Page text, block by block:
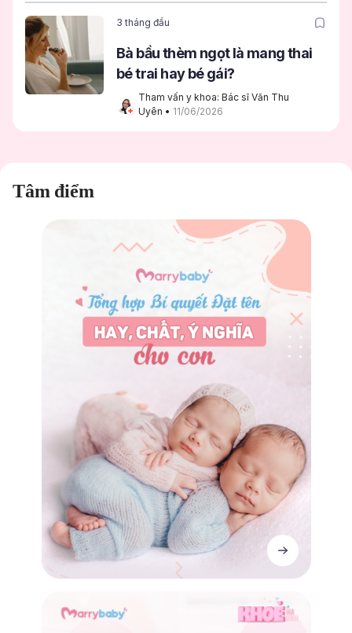
3 tháng đầu
Bà bầu thèm ngọt là mang thai
bé trai hay bé gái?
Tham vấn y khoa: Bác sĩ Văn Thu
Uyên • 11/06/2026
Tâm điểm